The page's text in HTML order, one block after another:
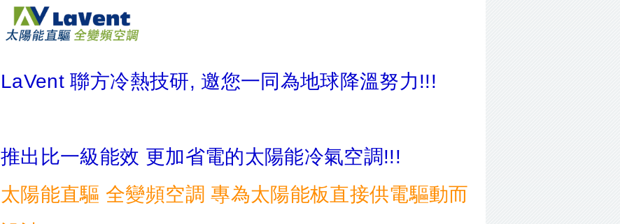
LaVent 聯方冷熱技研, 邀您一同為地球降溫努力!!!
推出比一級能效 更加省電的太陽能冷氣空調!!!
太陽能直驅 全變頻空調 專為太陽能板直接供電驅動而